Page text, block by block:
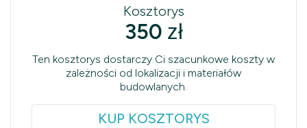
Kosztorys
350 zł
Ten kosztorys dostarczy Ci szacunkowe koszty w
zależności od lokalizacji i materiałów
budowlanych.
KUP KOSZTORYS